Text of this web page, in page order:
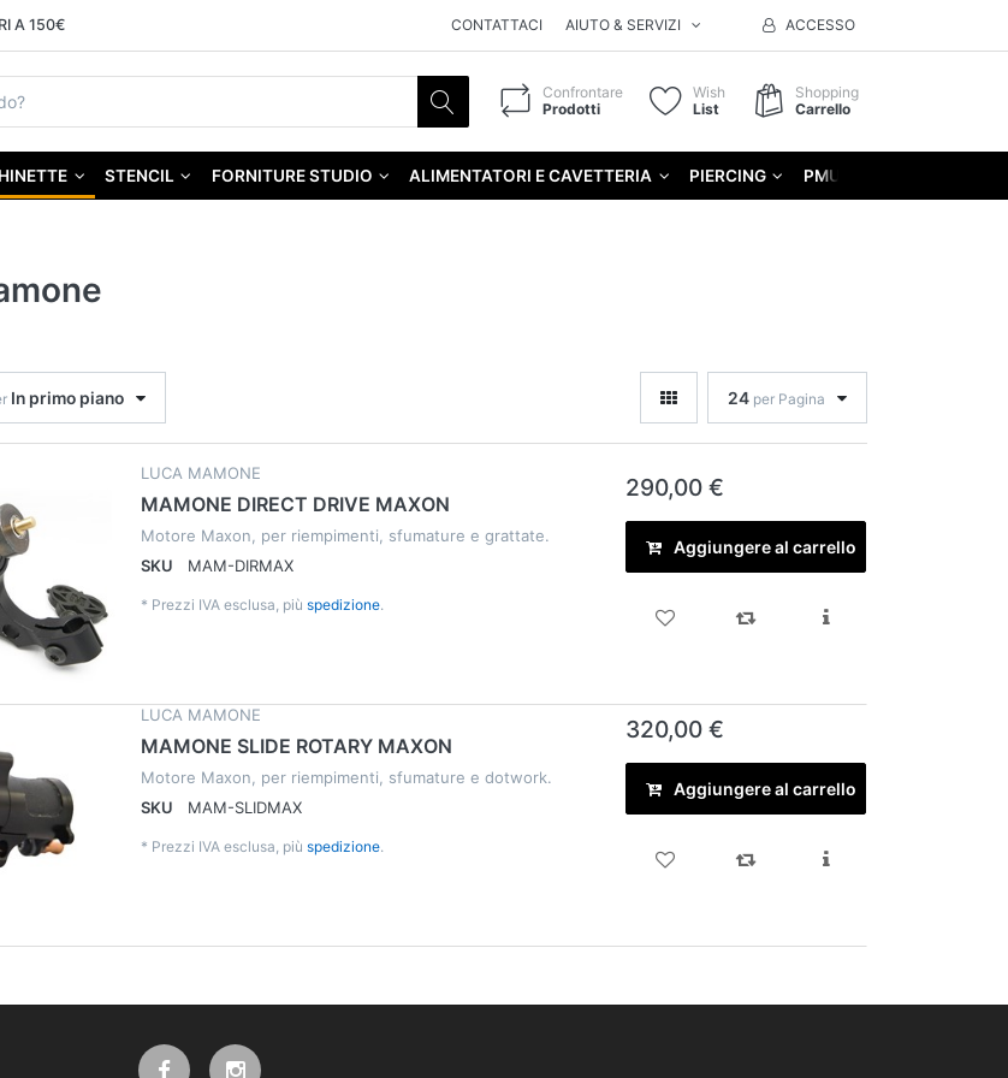
A 150€ CONTATTACI AIUTO & SERVIZI ACCESSO
Confrontare
Prodotti
Wish
List
Shopping
Carrello
STENCIL FORNITURE STUDIO ALIMENTATORI E CAVETTERIA PIERCING PMU
In primo piano 24 per Pagina
LUCA MAMONE
MAMONE DIRECT DRIVE MAXON
Motore Maxon, per riempimenti, sfumature e grattate.
SKU
MAM-DIRMAX
* Prezzi IVA esclusa, più spedizione.
290,00 €
Aggiungere al carrello
LUCA MAMONE
MAMONE SLIDE ROTARY MAXON
Motore Maxon, per riempimenti, sfumature e dotwork.
SKU
MAM-SLIDMAX
* Prezzi IVA esclusa, più spedizione.
320,00 €
Aggiungere al carrello